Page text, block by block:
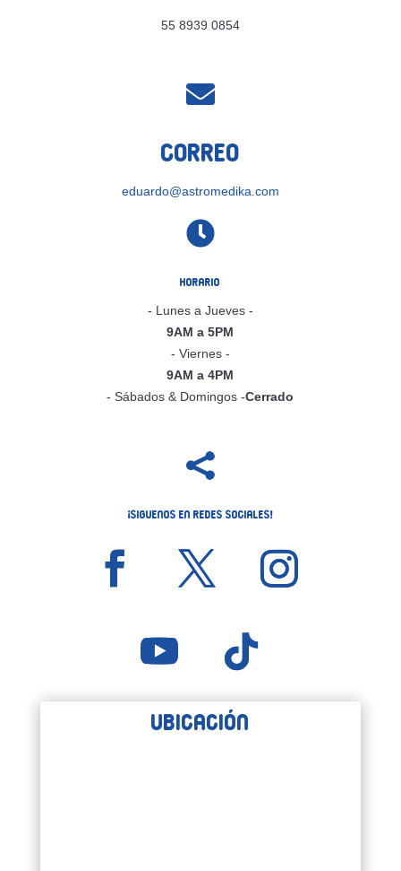
55 8939 0854

Correo
eduardo@astromedika.com

Horario
- Lunes a Jueves -
9AM a 5PM
- Viernes -
9AM a 4PM
- Sábados & Domingos -Cerrado

¡Siguenos en Redes Sociales!
Ubicación